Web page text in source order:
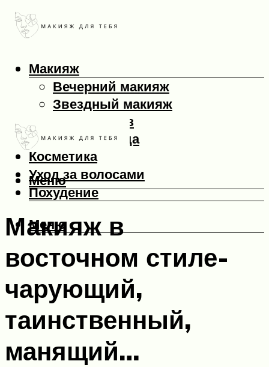
Макияж
Вечерний макияж
Звездный макияж
Макияж глаз
Макияж лица
Косметика
Уход за волосами
Похудение
Меню
Меню
Макияж в
восточном стиле-
чарующий,
таинственный,
манящий…